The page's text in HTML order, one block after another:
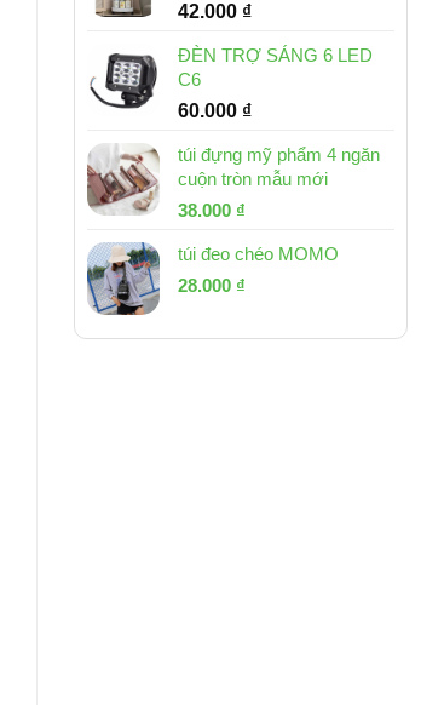
42.000 ₫
ĐÈN TRỢ SÁNG 6 LED
C6
60.000 ₫
túi đựng mỹ phẩm 4 ngăn
cuộn tròn mẫu mới
Giá
là:
53.000 ₫.
38.000 ₫
tại
túi đeo chéo MOMO
Giá
là:
28.000 ₫
tại